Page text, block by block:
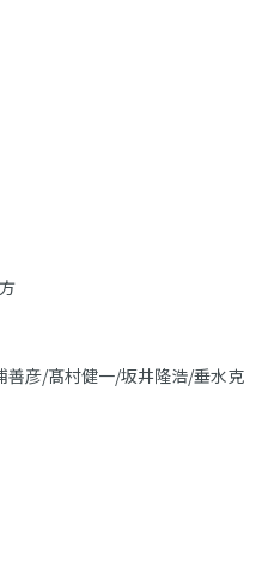
彦/髙村健一/坂井隆浩/垂水克